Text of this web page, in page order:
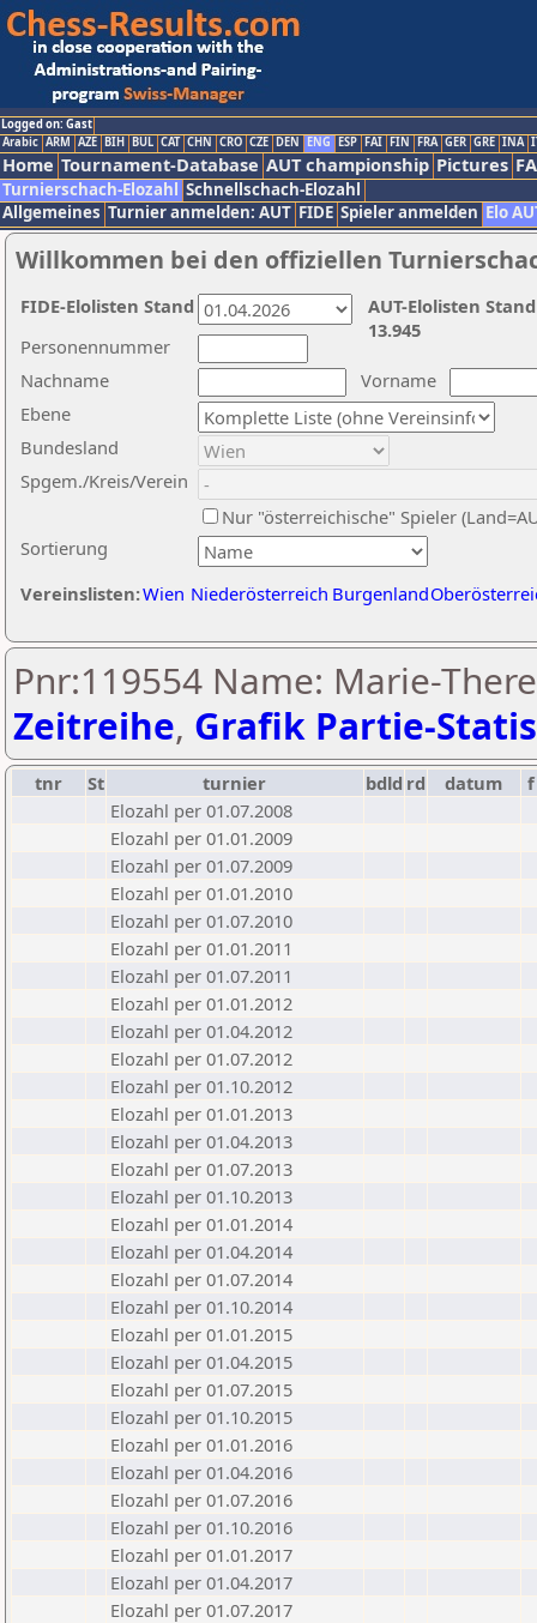
Logged on: Gast
Arabic ARM AZE BIH BUL CAT CHN CRO CZE DEN ENG ESP FAI FIN FRA GER GRE INA
Home Tournament-Database AUT championship Pictures
Turnierschach-Elozahl Schnellschach-Elozahl
Allgemeines Turnier anmelden: AUT FIDE Spieler anmelden Elo
Willkommen bei den offiziellen
Nachname
Vorname
Ebene
Sortierung
Personennummer
Bundesland
Spgem./Kreis/Verein
Nur "österreichische" Spieler
Vereinslisten:Wien Niederösterreich Burgenland
AUT-Elolisten
13.945
FIDE-Elolisten Stand
Pnr:119554 Name: Marie-
Zeitreihe, Grafik Partie-
tnr St turnier bdld rd datum
f
Elozahl per 01.07.2008
Elozahl per 01.01.2009
Elozahl per 01.07.2009
Elozahl per 01.01.2010
Elozahl per 01.07.2010
Elozahl per 01.01.2011
Elozahl per 01.07.2011
Elozahl per 01.01.2012
Elozahl per 01.04.2012
Elozahl per 01.07.2012
Elozahl per 01.10.2012
Elozahl per 01.01.2013
Elozahl per 01.04.2013
Elozahl per 01.07.2013
Elozahl per 01.10.2013
Elozahl per 01.01.2014
Elozahl per 01.04.2014
Elozahl per 01.07.2014
Elozahl per 01.10.2014
Elozahl per 01.01.2015
Elozahl per 01.04.2015
Elozahl per 01.07.2015
Elozahl per 01.10.2015
Elozahl per 01.01.2016
Elozahl per 01.04.2016
Elozahl per 01.07.2016
Elozahl per 01.10.2016
Elozahl per 01.01.2017
Elozahl per 01.04.2017
Elozahl per 01.07.2017